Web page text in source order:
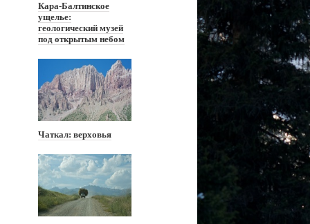
Кара-Балтинское
ущелье:
геологический музей
под открытым небом
Чаткал: верховья